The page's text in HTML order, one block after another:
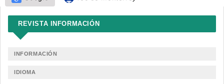
REVISTA INFORMACIÓN
INFORMACIÓN
IDIOMA